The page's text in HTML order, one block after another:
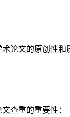
论文的原创性
查重的重要性：